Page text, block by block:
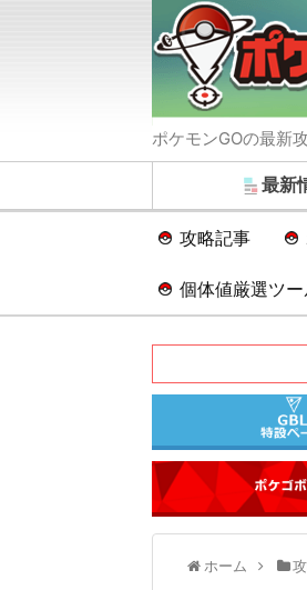
ポケモンGOの最新
最新
攻略記事
個体値厳選ツ
ホーム